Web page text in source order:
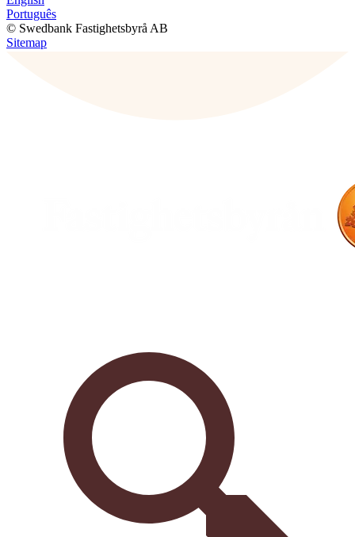
Português
© Swedbank Fastighetsbyrå AB
Sitemap